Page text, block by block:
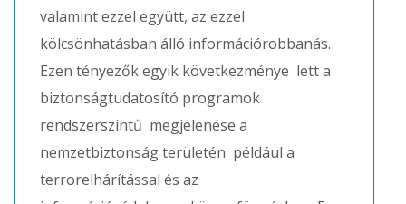
valamint ezzel együtt, az ezzel
kölcsönhatásban álló információrobbanás.
Ezen tényezők egyik következménye lett a
biztonságtudatosító programok
rendszerszintű megjelenése a
nemzetbiztonság területén például a
terrorelhárítással és az